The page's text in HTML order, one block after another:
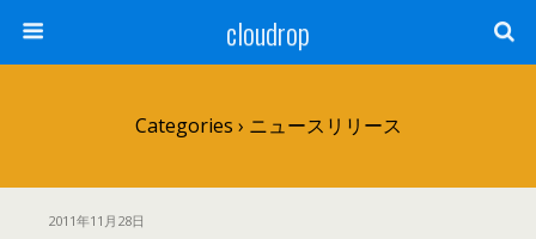
cloudrop
Categories › ニュースリリース
2011年11月28日